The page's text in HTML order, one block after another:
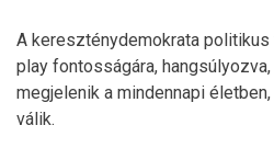
A kereszténydemokrata
play fontosságára,
megjelenik a mindennapi
válik.